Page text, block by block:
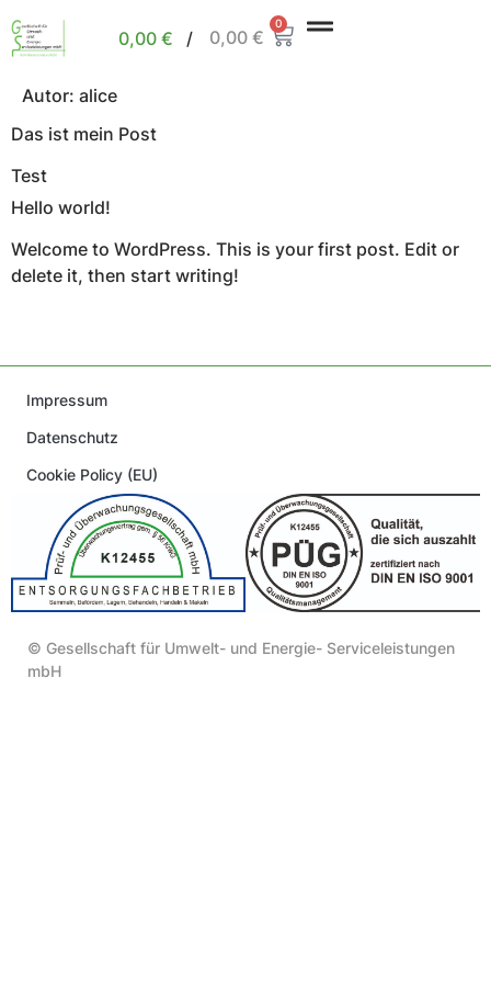
0,00 € / 0,00 €
0
Autor: alice
Das ist mein Post
Test
Hello world!
Welcome to WordPress. This is your first post. Edit or
delete it, then start writing!
© Gesellschaft für Umwelt- und Energie- Serviceleistungen
mbH
Impressum
Datenschutz
Cookie Policy (EU)